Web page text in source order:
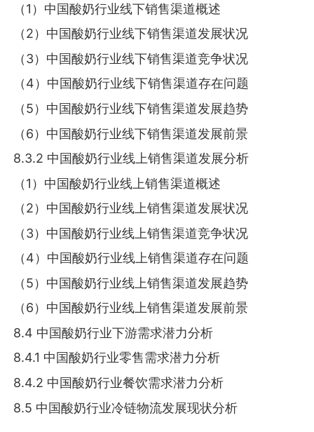
（1）中国酸奶行业线下销售渠道概述
（2）中国酸奶行业线下销售渠道发展状况
（3）中国酸奶行业线下销售渠道竞争状况
（4）中国酸奶行业线下销售渠道存在问题
（5）中国酸奶行业线下销售渠道发展趋势
（6）中国酸奶行业线下销售渠道发展前景
8.3.2 中国酸奶行业线上销售渠道发展分析
（1）中国酸奶行业线上销售渠道概述
（2）中国酸奶行业线上销售渠道发展状况
（3）中国酸奶行业线上销售渠道竞争状况
（4）中国酸奶行业线上销售渠道存在问题
（5）中国酸奶行业线上销售渠道发展趋势
（6）中国酸奶行业线上销售渠道发展前景
8.4 中国酸奶行业下游需求潜力分析
8.4.1 中国酸奶行业零售需求潜力分析
8.4.2 中国酸奶行业餐饮需求潜力分析
8.5 中国酸奶行业冷链物流发展现状分析